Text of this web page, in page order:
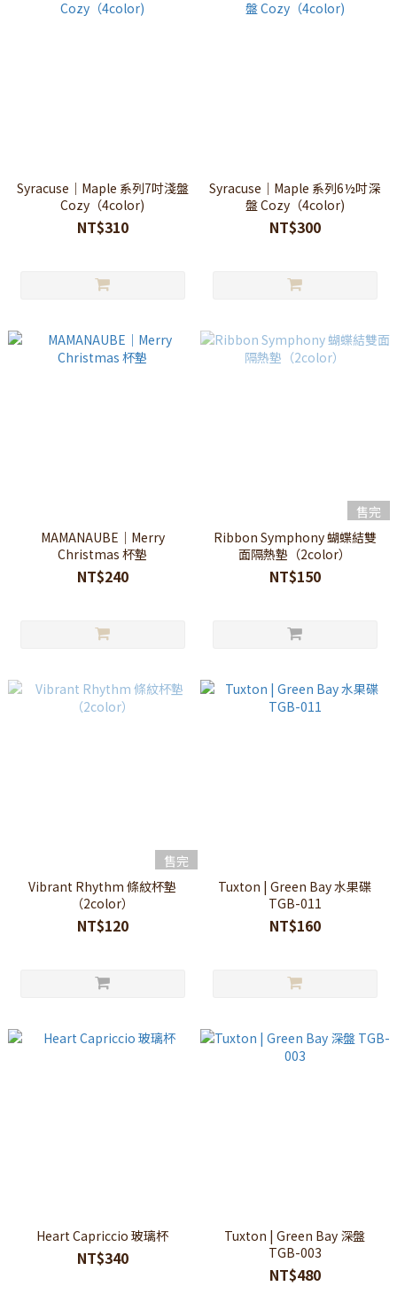
Syracuse｜Maple 系列7吋淺盤
Cozy（4color)
NT$310
Syracuse｜Maple 系列6½吋深
盤 Cozy（4color)
NT$300
MAMANAUBE｜Merry
Christmas 杯墊
NT$240
售完
Ribbon Symphony 蝴蝶結雙
面隔熱墊（2color）
NT$150
售完
Vibrant Rhythm 條紋杯墊
（2color）
NT$120
Tuxton | Green Bay 水果碟
TGB-011
NT$160
Heart Capriccio 玻璃杯
NT$340
Tuxton | Green Bay 深盤
TGB-003
NT$480